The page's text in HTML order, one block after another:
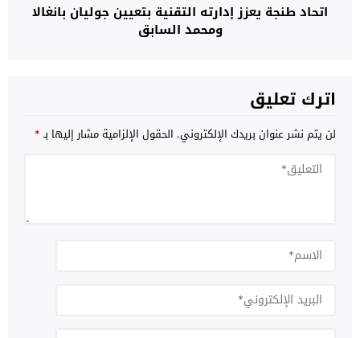
اتحاد طنجة يعزز إدارته التقنية بتعيين جوليان بانغالا
ومحمد السابق
اترك تعليق
لن يتم نشر عنوان بريدك الإلكتروني. الحقول الإلزامية مشار إليها بـ*